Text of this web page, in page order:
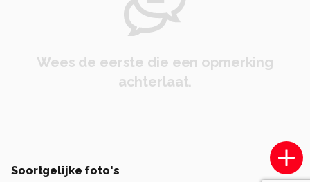
Wees de eerste die een opmerking
achterlaat.
Soortgelijke foto's